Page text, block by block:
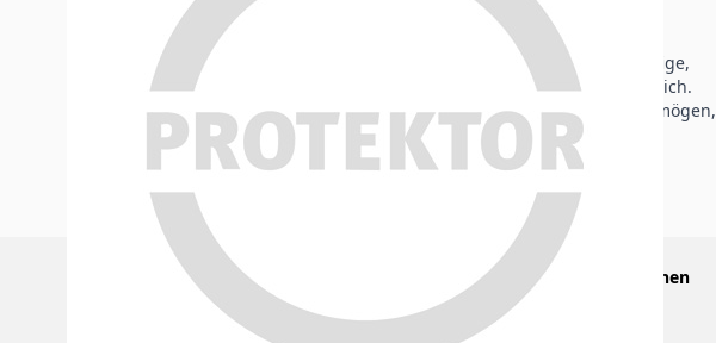
Putzgrund (6 kg)
PROTEKTOR Putzgrund ist eine weiß pigmentierte, gut deckende, griffige,
universelle Grundierfarbe für Strukturputze im Innen- und Außenbereich.
Wasserverdünnbar, wasserabweisend, alkalibeständig, gutes Deckvermögen,
hohes Haftvermögen, verarbeitungsfertig.
PROTEKTORWERK Florenz Maisch GmbH & Co. KG
Informationen